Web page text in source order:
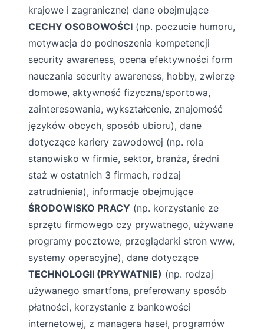
krajowe i zagraniczne) dane obejmujące
CECHY OSOBOWOŚCI (np. poczucie humoru,
motywacja do podnoszenia kompetencji
security awareness, ocena efektywności form
nauczania security awareness, hobby, zwierzę
domowe, aktywność fizyczna/sportowa,
zainteresowania, wykształcenie, znajomość
języków obcych, sposób ubioru), dane
dotyczące kariery zawodowej (np. rola
stanowisko w firmie, sektor, branża, średni
staż w ostatnich 3 firmach, rodzaj
zatrudnienia), informacje obejmujące
ŚRODOWISKO PRACY (np. korzystanie ze
sprzętu firmowego czy prywatnego, używane
programy pocztowe, przeglądarki stron www,
systemy operacyjne), dane dotyczące
TECHNOLOGII (PRYWATNIE) (np. rodzaj
używanego smartfona, preferowany sposób
płatności, korzystanie z bankowości
internetowej, z managera haseł, programów